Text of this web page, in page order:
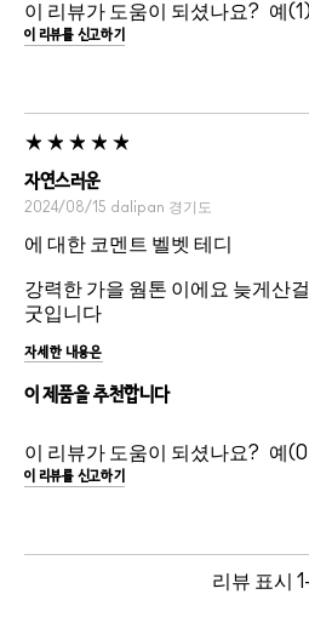
이 리뷰가 도움이 되셨나요? 1
이 리뷰를 신고하기
자연스러운
2024/08/15 dalipan 경기도
에 대한 코멘트 벨벳 테디
강력한 가을 웜톤 이에요 늦게산
굿입니다
자세한 내용은
이 제품을 추천합니다
이 리뷰가 도움이 되셨나요? 0
이 리뷰를 신고하기
리뷰 표시